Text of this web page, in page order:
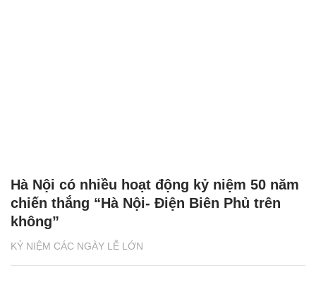
KỶ NIỆM CÁC NGÀY LỄ LỚN
Hà Nội có nhiều hoạt động kỷ niệm 50 năm
chiến thắng “Hà Nội- Điện Biên Phủ trên
không”